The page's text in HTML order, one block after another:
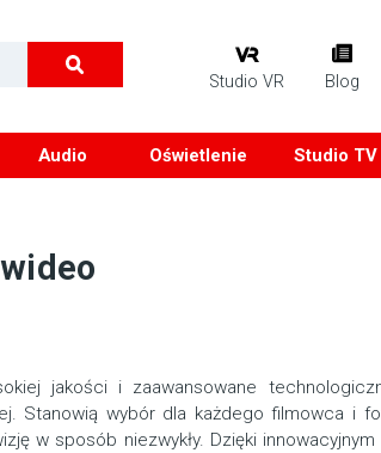
Studio VR Blog
Audio Oświetlenie Studio TV
jakości i zaawansowane
Stanowią wybór dla każdego filmowca i
w sposób niezwykły. Dzięki